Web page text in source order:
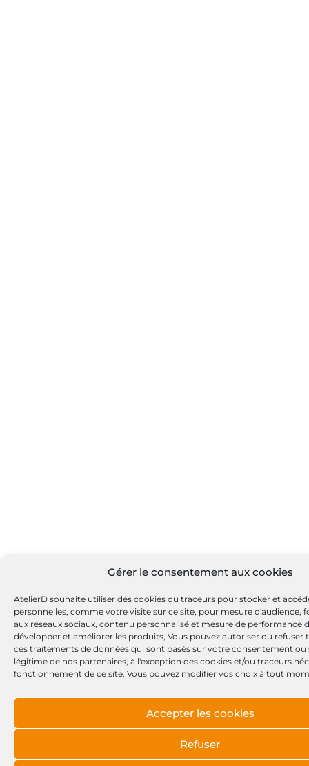
Gérer le consentement aux cookies
AtelierD souhaite utiliser des cookies ou traceurs pour stocker et
personnelles, comme votre visite sur ce site, pour mesure d'audience,
aux réseaux sociaux, contenu personnalisé et mesure de performance
développer et améliorer les produits, Vous pouvez autoriser ou refuser
ces traitements de données qui sont basés sur votre consentement ou
légitime de nos partenaires, à l'exception des cookies et/ou traceurs
fonctionnement de ce site. Vous pouvez modifier vos choix à tout
Accepter les cookies
Refuser